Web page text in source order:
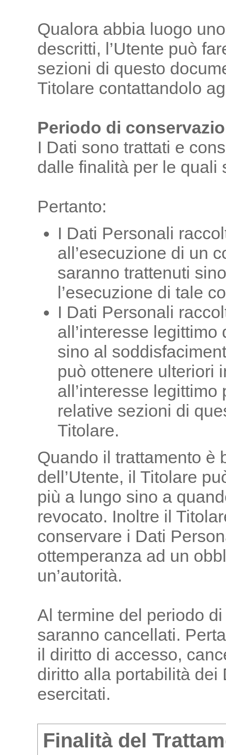
Qualora abbia luogo
descritti, l’Utente può
sezioni di questo
Titolare contattandolo
Periodo di
I Dati sono trattati e
dalle finalità per le quali
Pertanto:
I Dati Personali
all’esecuzione di un
saranno trattenuti
l’esecuzione di tale
I Dati Personali
all’interesse
sino al
può ottenere ulteriori
all’interesse
relative sezioni di
Titolare.
Quando il trattamento è
dell’Utente, il Titolare
più a lungo sino a
revocato. Inoltre il
conservare i Dati
ottemperanza ad un
un’autorità.
Al termine del periodo
saranno cancellati.
il diritto di accesso,
diritto alla portabilità dei
esercitati.
Finalità del